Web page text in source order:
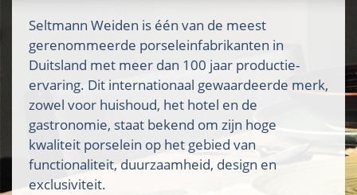
Seltmann Weiden is één van de meest
gerenommeerde porseleinfabrikanten in
Duitsland met meer dan 100 jaar productie-
ervaring. Dit internationaal gewaardeerde merk,
zowel voor huishoud, het hotel en de
gastronomie, staat bekend om zijn hoge
kwaliteit porselein op het gebied van
functionaliteit, duurzaamheid, design en
exclusiviteit.